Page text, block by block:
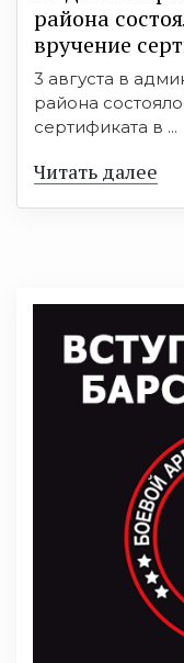
района
вручение
3 августа в
района
сертификата в ...
Читать далее